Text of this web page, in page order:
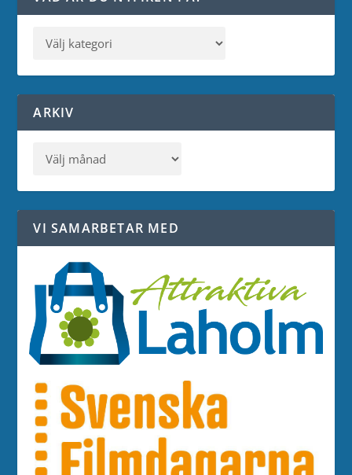
ARKIV
VI SAMARBETAR MED